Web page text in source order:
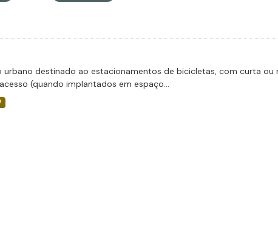
urbano destinado ao estacionamentos de bicicletas, com curta ou
(quando implantados em espaço...